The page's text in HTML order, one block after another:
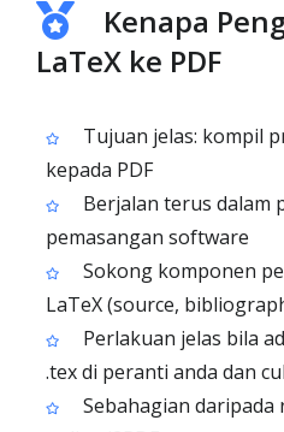
Kenapa
LaTeX ke PDF
Tujuan jelas: kompil
kepada PDF
Berjalan terus dalam
pemasangan software
Sokong komponen
LaTeX (source,
Perlakuan jelas bila
.tex di peranti anda dan
Sebahagian daripada